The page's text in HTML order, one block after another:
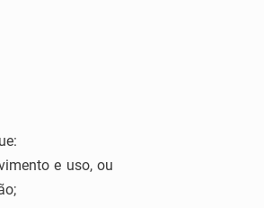
e uso, ou